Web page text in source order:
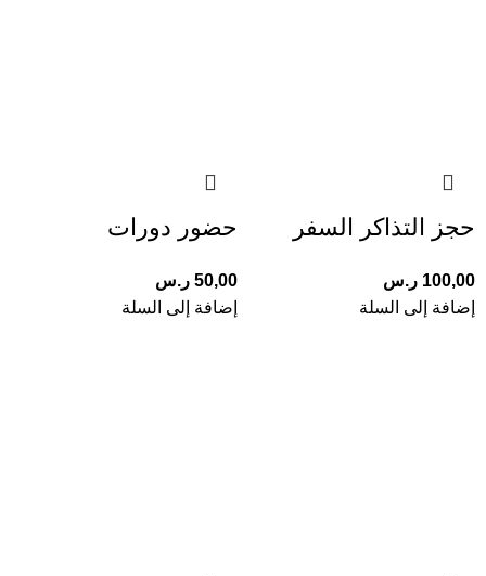
حجز التذاكر السفر
100,00 ر.س
إضافة إلى السلة
حضور دورات
50,00 ر.س
إضافة إلى السلة